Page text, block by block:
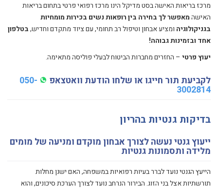
מרכז בריאות האישה בסט מדיקל הינו מרכז רפואי פרטי בתחום בריאות
האישהמאפשר לך בחירה בין רופאות נשים בכירות מומחיות
בגניקולוגיה ומציע אבחון וטיפול רב תחומי, עם ציוד מתקדם וחדיש,בטלפון
אחד ובזמינות גבוהה!
יעוץ פרטי – החזרים מחברות הביטוח לבעלי פוליסה מתאימה.
לקביעת תור חייגו או שלחו הודעת וואטצאפ 050-
3002814
בדיקות גנטיות בהריון
ייעוץ גנטי נעשה לצורך אבחון מוקדם ומניעה של מומים
מלידה ותסמונות גנטיות
הייעץ הגנטי נועד לברר בעיות רפואיות במשפחה, האם ישנן מחלות
תורשתיות אצל בני הזוג. הבירור הנרחב נועד לצורך הערכת סיכונים, והוא